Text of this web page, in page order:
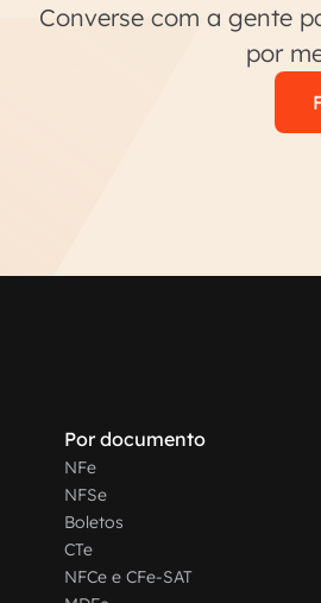
Converse com a gente
por
Por documento
NFe
NFSe
Boletos
CTe
NFCe e CFe-SAT